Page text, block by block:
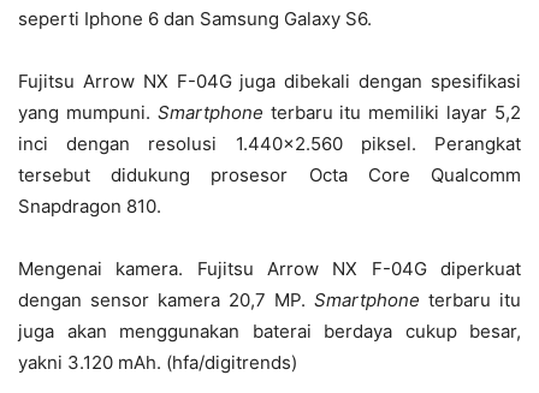
seperti Iphone 6 dan Samsung Galaxy S6.
Fujitsu Arrow NX F-04G juga dibekali dengan spesifikasi
yang mumpuni. Smartphone terbaru itu memiliki layar 5,2
inci dengan resolusi 1.440×2.560 piksel. Perangkat
tersebut didukung prosesor Octa Core Qualcomm
Snapdragon 810.
Mengenai kamera. Fujitsu Arrow NX F-04G diperkuat
dengan sensor kamera 20,7 MP. Smartphone terbaru itu
juga akan menggunakan baterai berdaya cukup besar,
yakni 3.120 mAh. (hfa/digitrends)